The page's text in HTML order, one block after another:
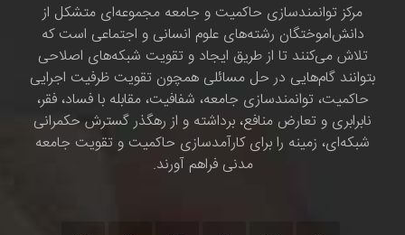
مرکز توانمندسازی حاکمیت و جامعه مجموعه‌ای متشکل از
دانش‌اموختگان رشته‌های علوم انسانی و اجتماعی است که
تلاش می‌کنند تا از طریق ایجاد و تقویت شبکه‌های اصلاحی
بتوانند گام‌هایی در حل مسائلی همچون تقویت ظرفیت اجرایی
حاکمیت، توانمندسازی جامعه، شفافیت، مقابله با فساد، فقر،
نابرابری و تعارض منافع، برداشته و از رهگذر گسترش حکمرانی
شبکه‌ای، زمینه را برای کارآمدسازی حاکمیت و تقویت جامعه
مدنی فراهم آورند.